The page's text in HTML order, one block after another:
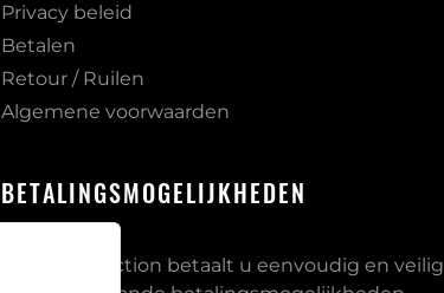
Privacy beleid
Betalen
Retour / Ruilen
Algemene voorwaarden
BETALINGSMOGELIJKHEDEN
Bij PB Protection betaalt u eenvoudig en veilig